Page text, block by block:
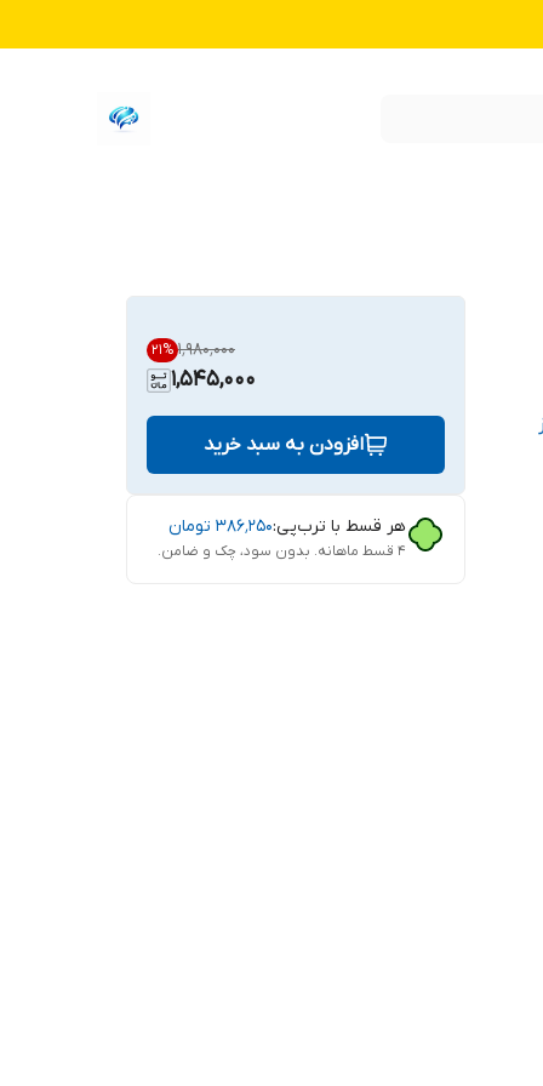
۱٬۹۸۰٬۰۰۰ 21%
1,545,000
افزودن به سبد خرید
هر قسط با ترب‌پی:۳۸۶٬۲۵۰ تومان
۴ قسط ماهانه. بدون سود، چک و ضامن.